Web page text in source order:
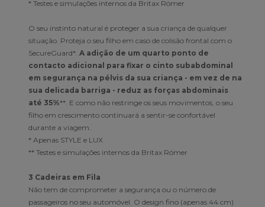
* Testes e simulações internos da Britax Römer
O seu instinto natural é proteger a sua criança de qualquer
situação. Proteja o seu filho em caso de colisão frontal com o
SecureGuard*. A adição de um quarto ponto de
contacto adicional para fixar o cinto subabdominal
em segurança na pélvis da sua criança - em vez de na
sua delicada barriga - reduz as forças abdominais
até 35%**. E como não restringe os seus movimentos, o seu
filho em crescimento continuará a sentir-se confortável
durante a viagem.
* Apenas STYLE e LUX
** Testes e simulações internos da Britax Römer
3 Cadeiras em Fila
Não tem de comprometer a segurança ou o número de
passageiros no seu automóvel. O design fino (apenas 44 cm)